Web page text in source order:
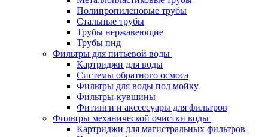
Полипропиленовые трубы
Стальные трубы
Трубы нержавеющие
Трубы пнд
Фильтры для питьевой воды
Картриджи для воды
Системы обратного осмоса
Фильтры для воды под мойку
Фильтры-кувшины
Фитинги и аксессуары для фильтров
Фильтры механической очистки воды
Картриджи для магистральных фильтров